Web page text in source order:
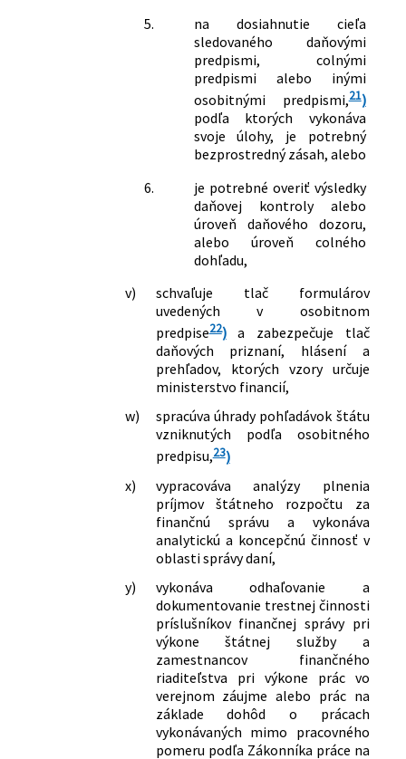
5.
na dosiahnutie cieľa
sledovaného daňovými
predpismi, colnými
predpismi alebo inými
osobitnými predpismi,21)
podľa ktorých vykonáva
svoje úlohy, je potrebný
bezprostredný zásah, alebo
6.
je potrebné overiť výsledky
daňovej kontroly alebo
úroveň daňového dozoru,
alebo úroveň colného
dohľadu,
v)
schvaľuje tlač formulárov
uvedených v osobitnom
predpise22)a zabezpečuje tlač
daňových priznaní, hlásení a
prehľadov, ktorých vzory určuje
ministerstvo financií,
w)
spracúva úhrady pohľadávok štátu
vzniknutých podľa osobitného
predpisu,23)
x)
vypracováva analýzy plnenia
príjmov štátneho rozpočtu za
finančnú správu a vykonáva
analytickú a koncepčnú činnosť v
oblasti správy daní,
y)
vykonáva odhaľovanie a
dokumentovanie trestnej činnosti
príslušníkov finančnej správy pri
výkone štátnej služby a
zamestnancov finančného
riaditeľstva pri výkone prác vo
verejnom záujme alebo prác na
základe dohôd o prácach
vykonávaných mimo pracovného
pomeru podľa Zákonníka práce na